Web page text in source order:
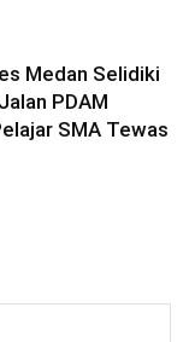
Medan Selidiki
PDAM
SMA Tewas